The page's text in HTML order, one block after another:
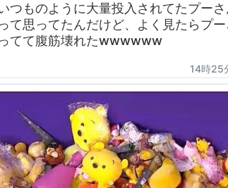
つものように大量投入されてたプー
て思ってたんだけど、よく見たらプ
てて腹筋壊れたwwwwww
14時25